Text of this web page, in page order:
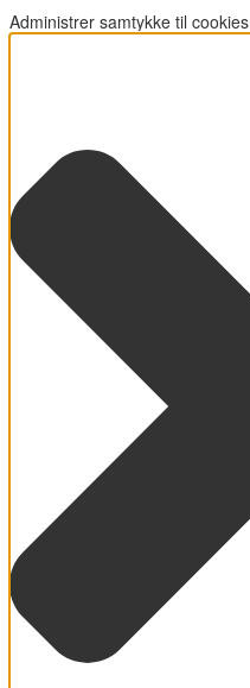
Administrer samtykke til cookies